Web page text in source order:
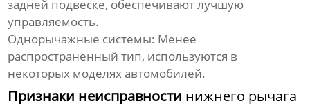
задней подвеске, обеспечивают лучшую
управляемость.
Однорычажные системы: Менее
распространенный тип, используются в
некоторых моделях автомобилей.
Признаки неисправности нижнего рычага